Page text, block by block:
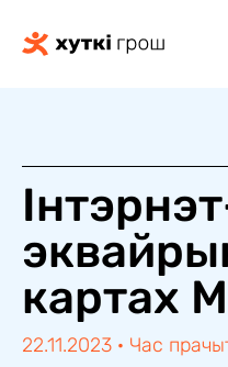
картах
22.11.2023 · Час